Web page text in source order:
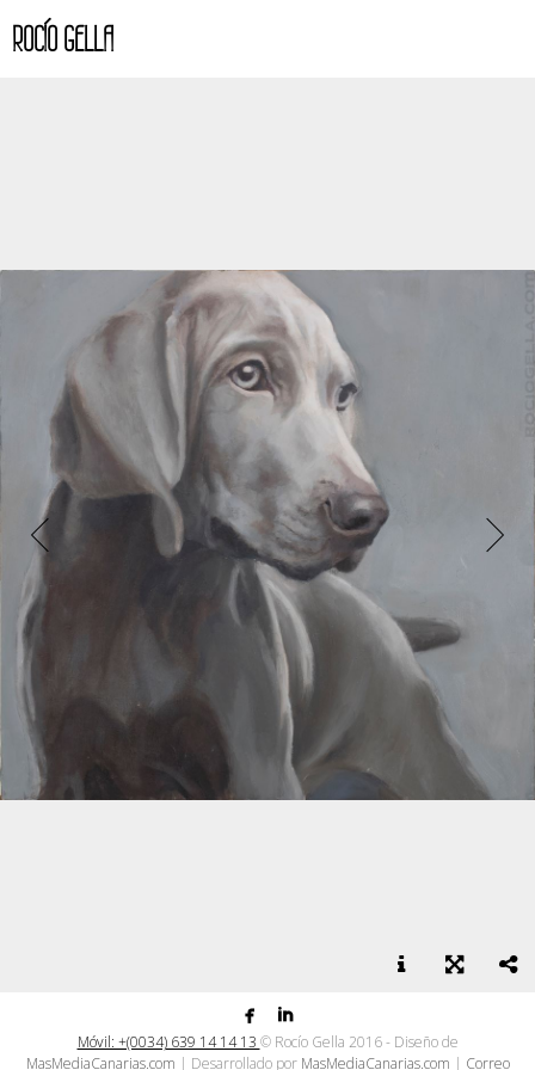
ROCÍO GELLA
Óleo sobre lienzo
 
Móvil: +(0034) 639 14 14 13 © Rocío Gella 2016 - Diseño de
MasMediaCanarias.com | Desarrollado por MasMediaCanarias.com | Correo